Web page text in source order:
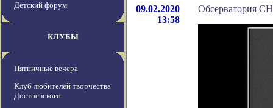
Детский форум
КЛУБЫ
Пятничные вечера
Клуб любителей творчества
Достоевского
09.02.2020
13:58
Обсерватория